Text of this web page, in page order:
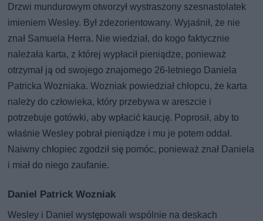
Drzwi mundurowym otworzył wystraszony szesnastolatek
imieniem Wesley. Był zdezorientowany. Wyjaśnił, że nie
znał Samuela Herra. Nie wiedział, do kogo faktycznie
należała karta, z której wypłacił pieniądze, ponieważ
otrzymał ją od swojego znajomego 26-letniego Daniela
Patricka Wozniaka. Wozniak powiedział chłopcu, że karta
należy do człowieka, który przebywa w areszcie i
potrzebuje gotówki, aby wpłacić kaucję. Poprosił, aby to
właśnie Wesley pobrał pieniądze i mu je potem oddał.
Naiwny chłopiec zgodził się pomóc, ponieważ znał Daniela
i miał do niego zaufanie.
Daniel Patrick Wozniak
Wesley i Daniel występowali wspólnie na deskach